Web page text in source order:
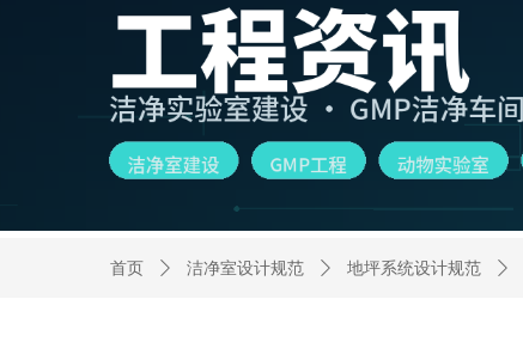
首页 ꄲ 洁净室设计规范 ꄲ 地坪系统设计规范 ꄲ